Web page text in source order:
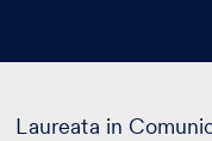
Laureata in